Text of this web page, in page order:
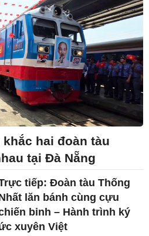
hai đoàn tàu
tại Đà Nẵng
tiếp: Đoàn tàu Thống
lăn bánh cùng cựu
binh – Hành trình ký
xuyên Việt